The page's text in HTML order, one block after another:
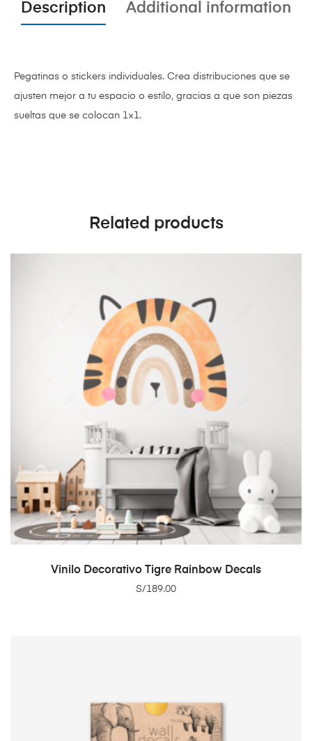
Description Additional information
Pegatinas o stickers individuales. Crea distribuciones que se
ajusten mejor a tu espacio o estilo, gracias a que son piezas
sueltas que se colocan 1×1.
Related products
ADD TO CART
Vinilo Decorativo Tigre Rainbow Decals
S/189.00